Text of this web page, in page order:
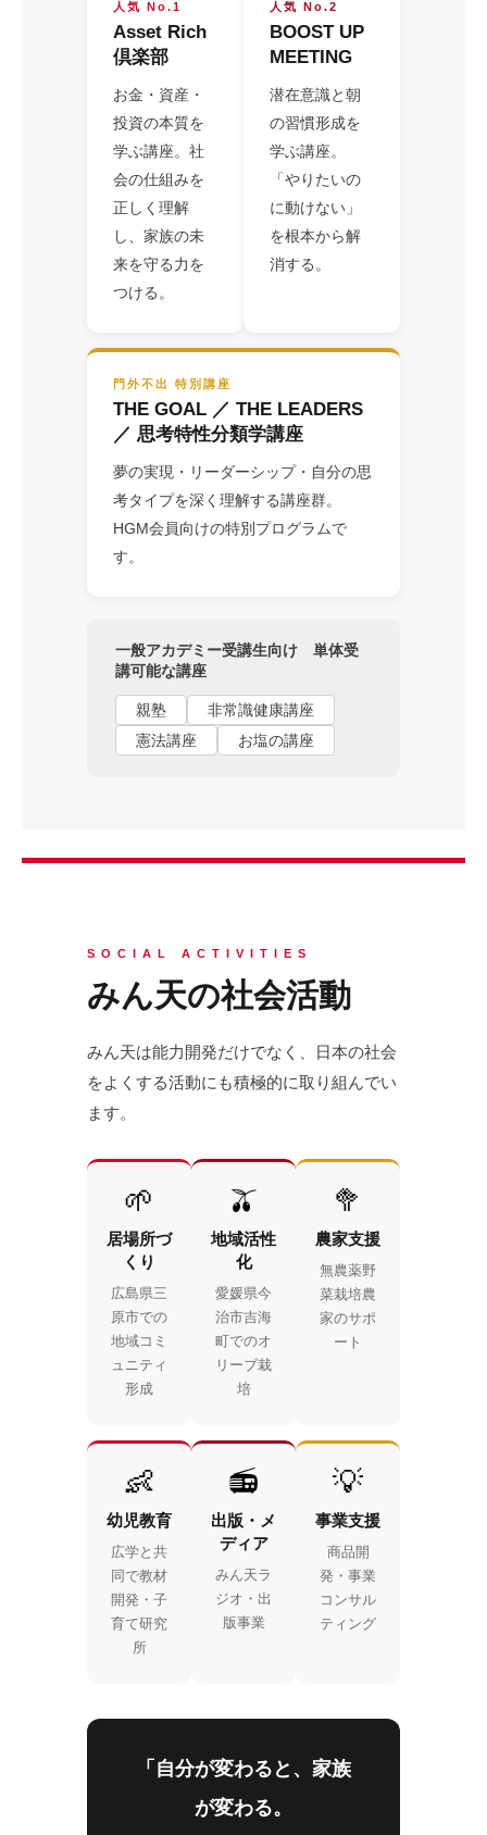
人気 No.1
Asset Rich
倶楽部
お金・資産・
投資の本質を
学ぶ講座。社
会の仕組みを
正しく理解
し、家族の未
来を守る力を
つける。
人気 No.2
BOOST UP
MEETING
潜在意識と朝
の習慣形成を
学ぶ講座。
「やりたいの
に動けない」
を根本から解
消する。
門外不出 特別講座
THE GOAL ／ THE LEADERS
／ 思考特性分類学講座
夢の実現・リーダーシップ・自分の思
考タイプを深く理解する講座群。
HGM会員向けの特別プログラムで
す。
一般アカデミー受講生向け 単体受
講可能な講座
親塾
非常識健康講座
憲法講座
お塩の講座
SOCIAL ACTIVITIES
みん天の社会活動
みん天は能力開発だけでなく、日本の社会
をよくする活動にも積極的に取り組んでい
ます。
🌱
居場所づ
くり
広島県三
原市での
地域コミ
ュニティ
形成
🫒
地域活性
化
愛媛県今
治市吉海
町でのオ
リーブ栽
培
🥦
農家支援
無農薬野
菜栽培農
家のサポ
ート
👶
幼児教育
広学と共
同で教材
開発・子
育て研究
所
📻
出版・メ
ディア
みん天ラ
ジオ・出
版事業
💡
事業支援
商品開
発・事業
コンサル
ティング
「自分が変わると、家族
が変わる。